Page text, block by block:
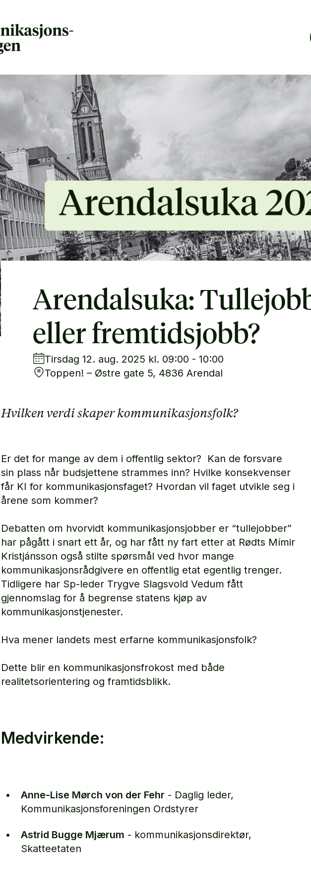
Arendalsuka:
eller fremtidsjobb?
Tirsdag 12. aug. 2025 kl. 09:00 - 10:00
Toppen! – Østre gate 5, 4836 Arendal
Hvilken verdi skaper kommunikasjonsfolk?
Er det for mange av dem i offentlig sektor? Kan de forsvare
sin plass når budsjettene strammes inn? Hvilke konsekvenser
får KI for kommunikasjonsfaget? Hvordan vil faget utvikle seg i
årene som kommer?
Debatten om hvorvidt kommunikasjonsjobber er “tullejobber”
har pågått i snart ett år, og har fått ny fart etter at Rødts Mímir
Kristjánsson også stilte spørsmål ved hvor mange
kommunikasjonsrådgivere en offentlig etat egentlig trenger.
Tidligere har Sp-leder Trygve Slagsvold Vedum fått
gjennomslag for å begrense statens kjøp av
kommunikasjonstjenester.
Hva mener landets mest erfarne kommunikasjonsfolk?
Dette blir en kommunikasjonsfrokost med både
realitetsorientering og framtidsblikk.
Medvirkende:
Anne-Lise Mørch von der Fehr - Daglig leder,
Kommunikasjonsforeningen Ordstyrer
Astrid Bugge Mjærum - kommunikasjonsdirektør,
Skatteetaten